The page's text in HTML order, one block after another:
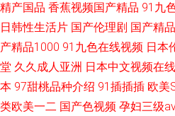
精产国品 香蕉视频国产精品 91九
日韩性生活片 国产伦理剧 国产精
产精品1000 91九色在线视频 日本
堂 久久成人亚洲 日本中文视频在线
本 97甜桃品种介绍 91插插插 欧美
类欧美一二 国产色视频 孕妇三级